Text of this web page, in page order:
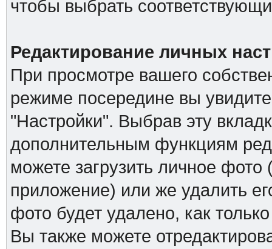
чтобы выбрать
Редактирование личных
При просмотре вашего
режиме посередине вы
"Настройки". Выбрав эту
дополнительным функциям
можете загрузить личное
приложение) или же удалить
фото будет удалено, как
Вы также можете